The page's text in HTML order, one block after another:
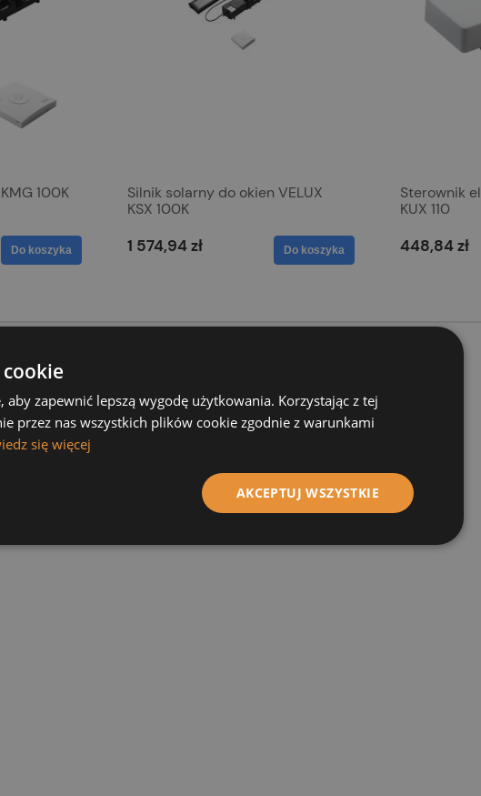
100K
Do koszyka
Silnik solarny do okien VELUX
KSX 100K
1 574,94 zł Do koszyka
Sterownik
KUX 110
448,84 zł
- przesyłki paletowe) już od 8 000,00 zł.
zapewnić lepszą wygodę użytkowania. Korzystając z tej
przez nas wszystkich plików cookie zgodnie z warunkami
się więcej
AKCEPTUJ WSZYSTKIE